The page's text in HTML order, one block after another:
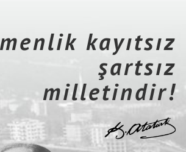
kayıtsız
şartsız
milletindir!